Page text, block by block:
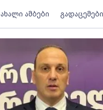
ახალი ამბები გადაცემები